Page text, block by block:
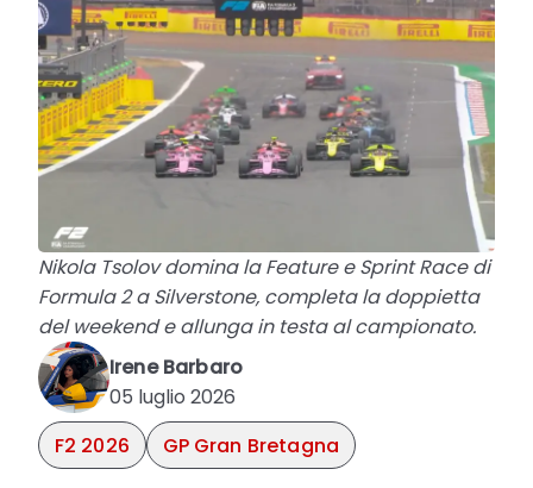
Nikola Tsolov domina la Feature e Sprint Race di
Formula 2 a Silverstone, completa la doppietta
del weekend e allunga in testa al campionato.
Irene Barbaro
05 luglio 2026
F2 2026
GP Gran Bretagna